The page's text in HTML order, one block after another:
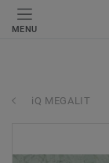
MENU
iQ MEGALIT